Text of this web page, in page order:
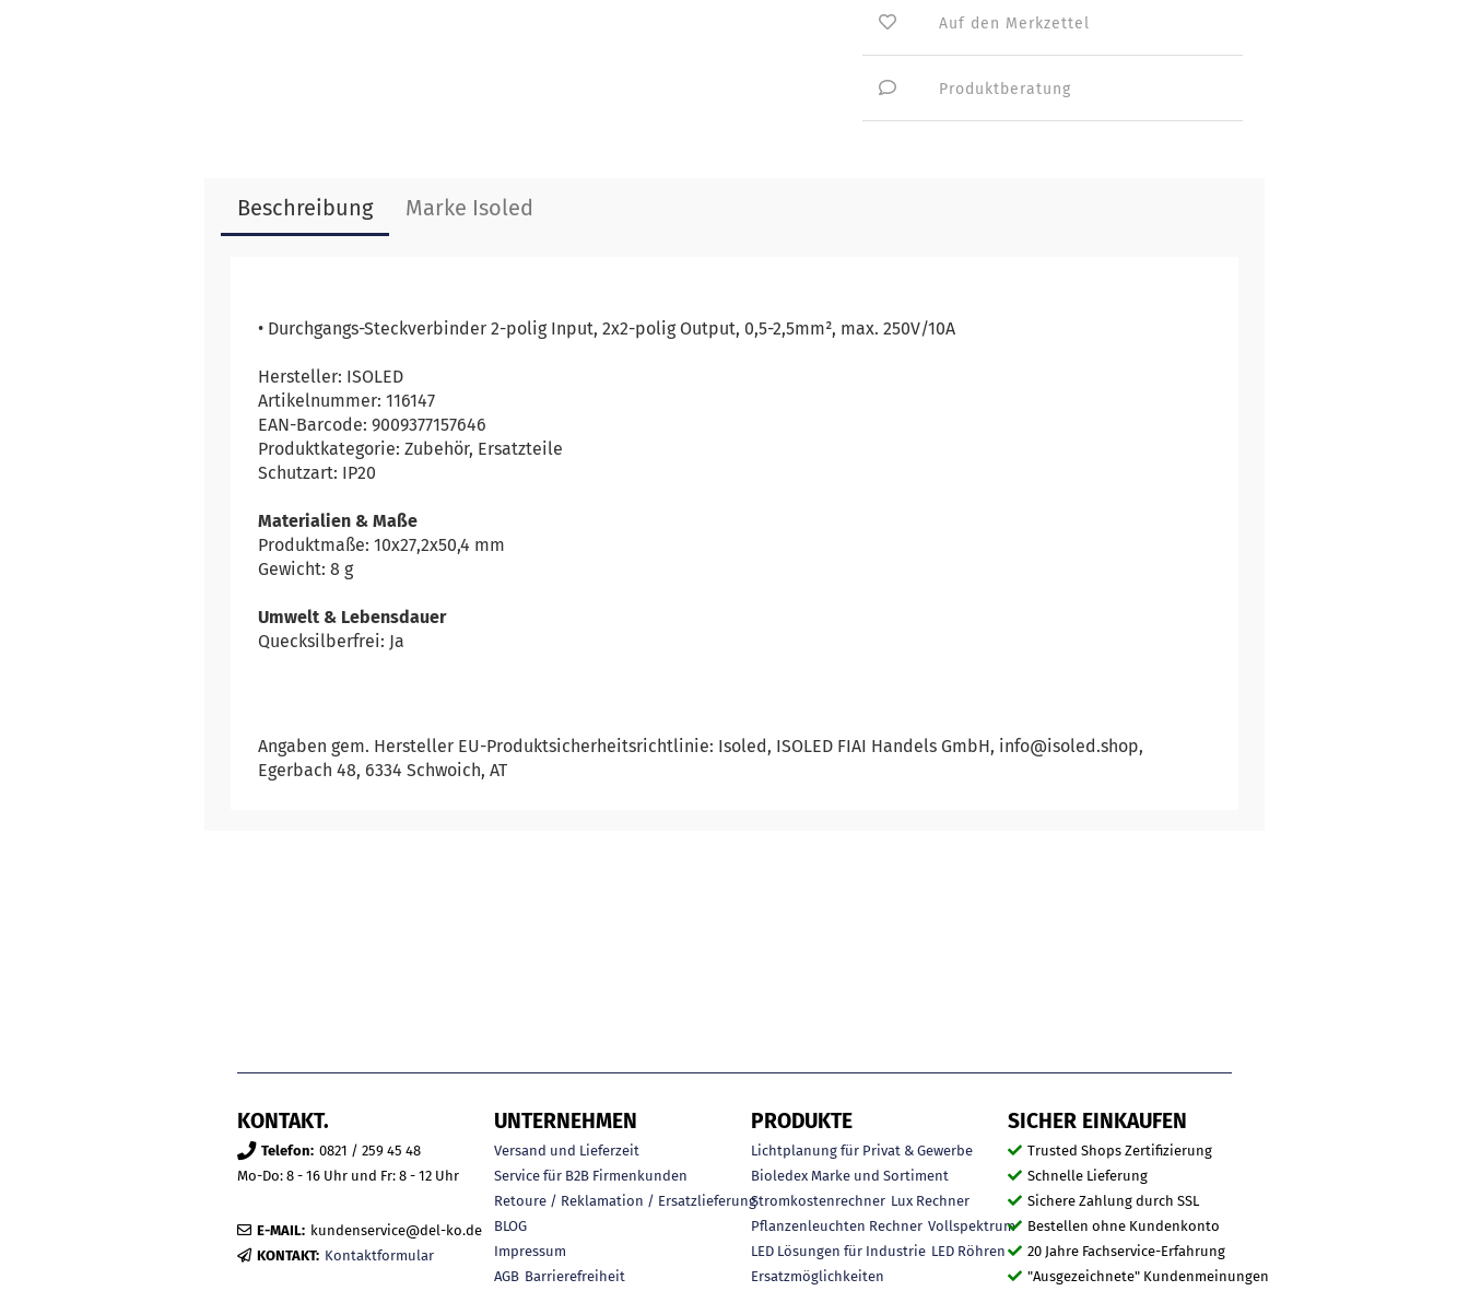
Auf den Merkzettel
Produktberatung
Beschreibung Marke Isoled
• Durchgangs-Steckverbinder 2-polig Input, 2x2-polig Output, 0,5-2,5mm², max. 250V/10A
Hersteller: ISOLED
Artikelnummer: 116147
EAN-Barcode: 9009377157646
Produktkategorie: Zubehör, Ersatzteile
Schutzart: IP20
Materialien & Maße
Produktmaße: 10x27,2x50,4 mm
Gewicht: 8 g
Umwelt & Lebensdauer
Quecksilberfrei: Ja
Angaben gem. Hersteller EU-Produktsicherheitsrichtlinie: Isoled, ISOLED FIAI Handels GmbH, info@isoled.shop,
Egerbach 48, 6334 Schwoich, AT
KONTAKT.
Telefon: 0821 / 259 45 48
Mo-Do: 8 - 16 Uhr und Fr: 8 - 12 Uhr
E-MAIL: kundenservice@del-ko.de
KONTAKT: Kontaktformular
UNTERNEHMEN
Versand und Lieferzeit
Service für B2B Firmenkunden
Retoure / Reklamation / Ersatzlieferung
BLOG
Impressum
AGB Barrierefreiheit
PRODUKTE
Lichtplanung für Privat & Gewerbe
Bioledex Marke und Sortiment
Stromkostenrechner Lux Rechner
Pflanzenleuchten Rechner Vollspektrum
LED Lösungen für Industrie LED Röhren
Ersatzmöglichkeiten
SICHER EINKAUFEN
Trusted Shops Zertifizierung
Schnelle Lieferung
Sichere Zahlung durch SSL
Bestellen ohne Kundenkonto
20 Jahre Fachservice-Erfahrung
"Ausgezeichnete" Kundenmeinungen